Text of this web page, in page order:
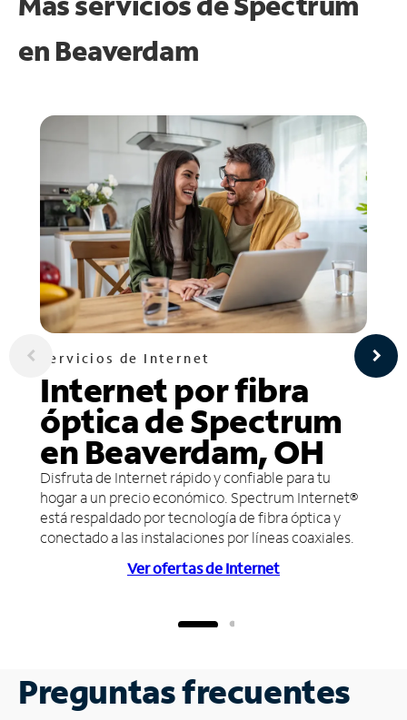
en Beaverdam
Servicios de Internet
Internet por fibra
óptica de Spectrum
en Beaverdam, OH
Disfruta de Internet rápido y confiable para tu
hogar a un precio económico. Spectrum Internet®
está respaldado por tecnología de fibra óptica y
conectado a las instalaciones por líneas coaxiales.
Ver ofertas de Internet
Preguntas frecuentes